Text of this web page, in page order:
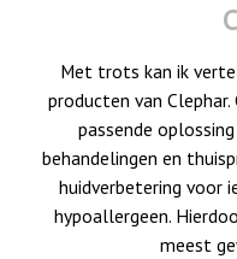
Met trots kan ik
producten van
passende
behandelingen en
huidverbetering voor
hypoallergeen.
meest